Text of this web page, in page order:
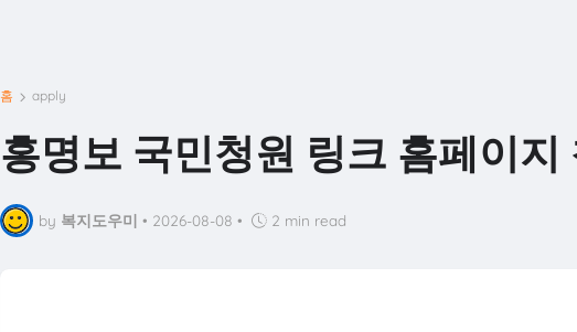
홈 apply
홍명보 국민청원 링크 홈페이지
by 복지도우미 • 2026-08-08 • 2 min read